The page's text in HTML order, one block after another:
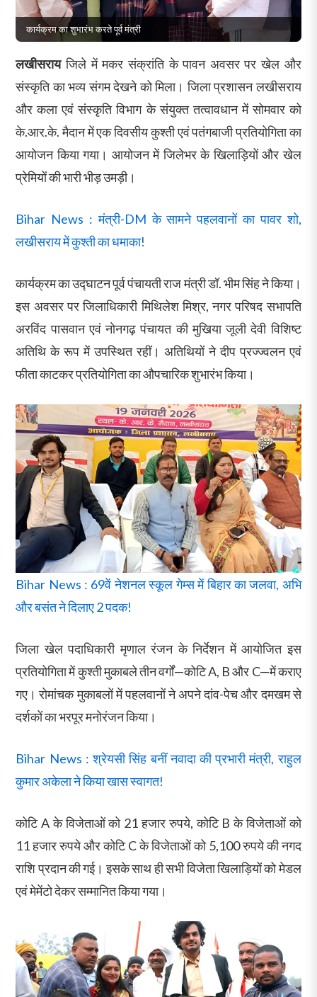
कार्यक्रम का शुभारंभ करते पूर्व मंत्री
लखीसरायजिले में मकर संक्रांति के पावन अवसर पर खेल और
संस्कृति का भव्य संगम देखने को मिला। जिला प्रशासन लखीसराय
और कला एवं संस्कृति विभाग के संयुक्त तत्वावधान में सोमवार को
के.आर.के. मैदान में एक दिवसीय कुश्ती एवं पतंगबाजी प्रतियोगिता का
आयोजन किया गया। आयोजन में जिलेभर के खिलाड़ियों और खेल
प्रेमियों की भारी भीड़ उमड़ी।
Bihar News : मंत्री-DM के सामने पहलवानों का पावर शो,
लखीसराय में कुश्ती का धमाका!
कार्यक्रम का उद्घाटन पूर्व पंचायती राज मंत्री डॉ. भीम सिंह ने किया।
इस अवसर पर जिलाधिकारी मिथिलेश मिश्र, नगर परिषद सभापति
अरविंद पासवान एवं नोनगढ़ पंचायत की मुखिया जूली देवी विशिष्ट
अतिथि के रूप में उपस्थित रहीं। अतिथियों ने दीप प्रज्ज्वलन एवं
फीता काटकर प्रतियोगिता का औपचारिक शुभारंभ किया।
Bihar News : 69वें नेशनल स्कूल गेम्स में बिहार का जलवा, अभि
और बसंत ने दिलाए 2 पदक!
जिला खेल पदाधिकारी मृणाल रंजन के निर्देशन में आयोजित इस
प्रतियोगिता में कुश्ती मुकाबले तीन वर्गों—कोटि A, B और C—में कराए
गए। रोमांचक मुकाबलों में पहलवानों ने अपने दांव-पेच और दमखम से
दर्शकों का भरपूर मनोरंजन किया।
Bihar News : श्रेयसी सिंह बनीं नवादा की प्रभारी मंत्री, राहुल
कुमार अकेला ने किया खास स्वागत!
कोटि A के विजेताओं को 21 हजार रुपये, कोटि B के विजेताओं को
11 हजार रुपये और कोटि C के विजेताओं को 5,100 रुपये की नगद
राशि प्रदान की गई। इसके साथ ही सभी विजेता खिलाड़ियों को मेडल
एवं मेमेंटो देकर सम्मानित किया गया।